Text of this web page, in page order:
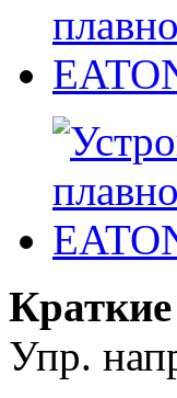
Упр.